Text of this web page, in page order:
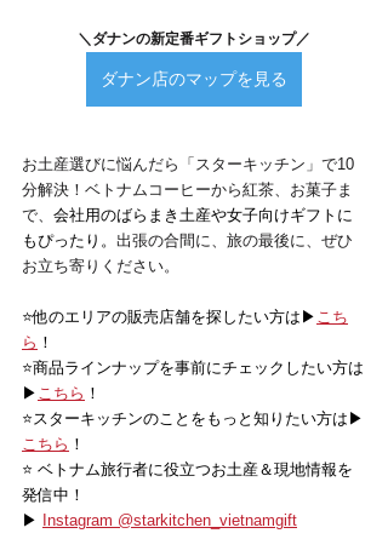
＼ダナンの新定番ギフトショップ／
ダナン店のマップを見る
お土産選びに悩んだら「スターキッチン」で10
分解決！ベトナムコーヒーから紅茶、お菓子ま
で、 会社用のばらまき土産や女子向けギフトに
もぴったり。 出張の合間に、旅の最後に、ぜひ
お立ち寄りください。
⭐️他のエリアの販売店舗を探したい方は▶ こち
ら ！
⭐️商品ラインナップを事前にチェックしたい方は
▶ こちら ！
⭐️スターキッチンのことをもっと知りたい方は▶
こちら ！
⭐️ ベトナム旅行者に役立つお土産＆現地情報を
発信中！
▶
Instagram @starkitchen_vietnamgift